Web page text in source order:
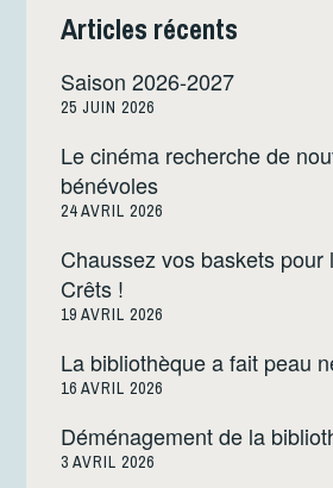
Articles récents
Saison 2026-2027
25 JUIN 2026
Le cinéma recherche de
bénévoles
24 AVRIL 2026
Chaussez vos baskets pour
Crêts !
19 AVRIL 2026
La bibliothèque a fait peau
16 AVRIL 2026
Déménagement de la
3 AVRIL 2026